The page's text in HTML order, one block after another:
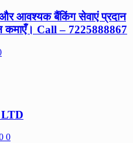
आवश्यक बैंकिंग सेवाएं प्रदान
कमाएँ। Call – 7225888867
0